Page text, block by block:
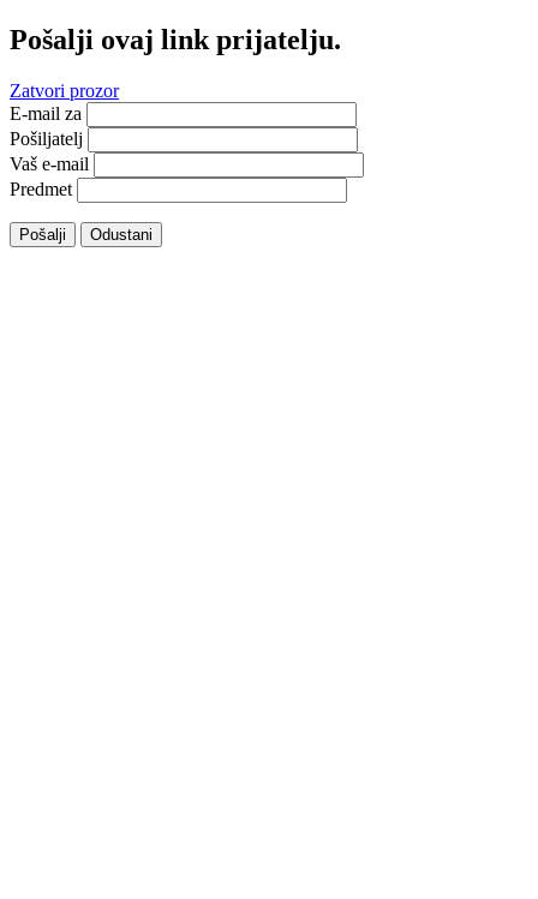
Pošalji ovaj link prijatelju.
Zatvori prozor
E-mail za
Pošiljatelj
Vaš e-mail
Predmet
Pošalji Odustani